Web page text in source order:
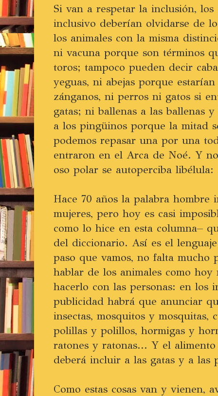
Si van a respetar la inclusión,
inclusivo deberían olvidarse de
los animales con la misma
ni vacuna porque son términos
toros; tampoco pueden decir
yeguas, ni abejas porque
zánganos, ni perros ni gatos si
gatas; ni ballenas a las ballenas
a los pingüinos porque la mitad
podemos repasar una por una
entraron en el Arca de Noé. Y
oso polar se autoperciba
Hace 70 años la palabra hombre
mujeres, pero hoy es casi
como lo hice en esta columna–
del diccionario. Así es el
paso que vamos, no falta mucho
hablar de los animales como hoy
hacerlo con las personas: en los
publicidad habrá que anunciar
insectas, mosquitos y mosquitas,
polillas y polillos, hormigas y
ratones y ratonas... Y el
deberá incluir a las gatas y a las
Como estas cosas van y vienen,